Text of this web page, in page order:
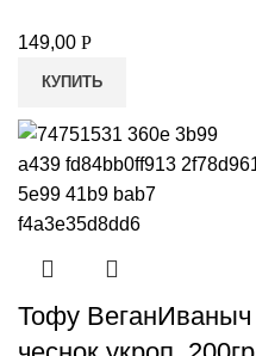
149,00 Р
КУПИТЬ
Тофу ВеганИваныч